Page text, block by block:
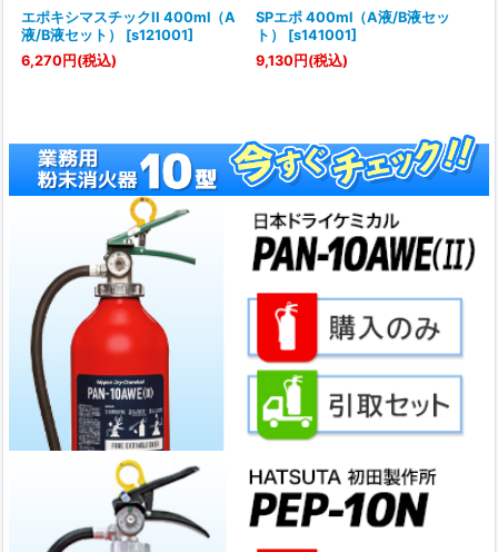
エポキシマスチックII 400ml（A
液/B液セット）
[s121001]
6,270円 (税込)
SPエポ 400ml（A液/B液セッ
ト）
[s141001]
9,130円 (税込)